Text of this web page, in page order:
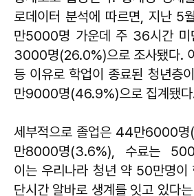
로데이터 분석에 따르면, 지난 5
만5000명 가운데 주 36시간 미
3000명(26.0%)으로 조사됐다.
등 이유로 학업이 종료된 청년층
만9000명(46.9%)으로 집계됐
세부적으로 졸업은 44만6000
만8000명(3.6%), 수료는
이는 우리나라 청년 약 50만명이
단시간 알바로 생계를 잇고 있다는